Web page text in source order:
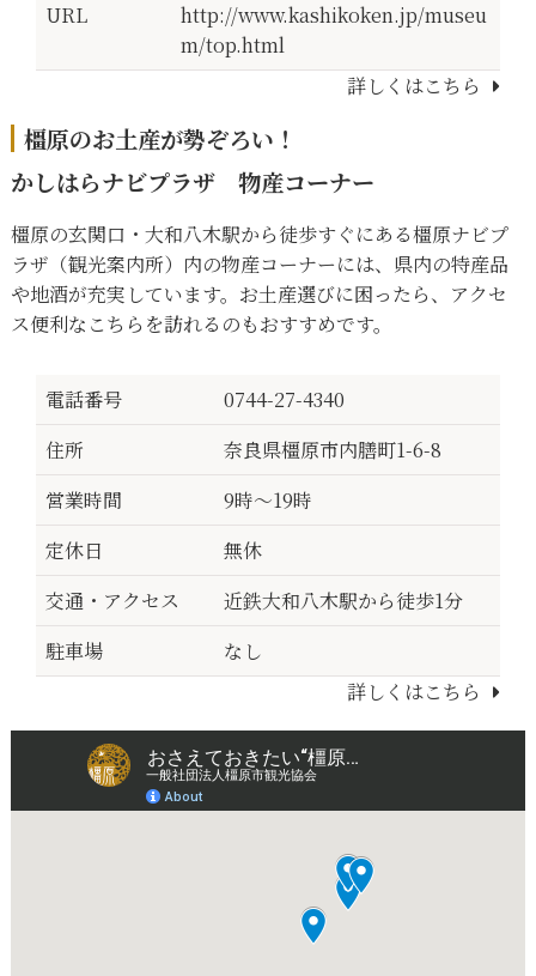
URL
http://www.kashikoken.jp/museu
m/top.html
詳しくはこちら
橿原のお土産が勢ぞろい！
かしはらナビプラザ 物産コーナー
橿原の玄関口・大和八木駅から徒歩すぐにある橿原ナビプ
ラザ（観光案内所）内の物産コーナーには、県内の特産品
や地酒が充実しています。お土産選びに困ったら、アクセ
ス便利なこちらを訪れるのもおすすめです。
電話番号
0744-27-4340
住所
奈良県橿原市内膳町1-6-8
営業時間
9時～19時
定休日
無休
交通・アクセス
近鉄大和八木駅から徒歩1分
駐車場
なし
詳しくはこちら